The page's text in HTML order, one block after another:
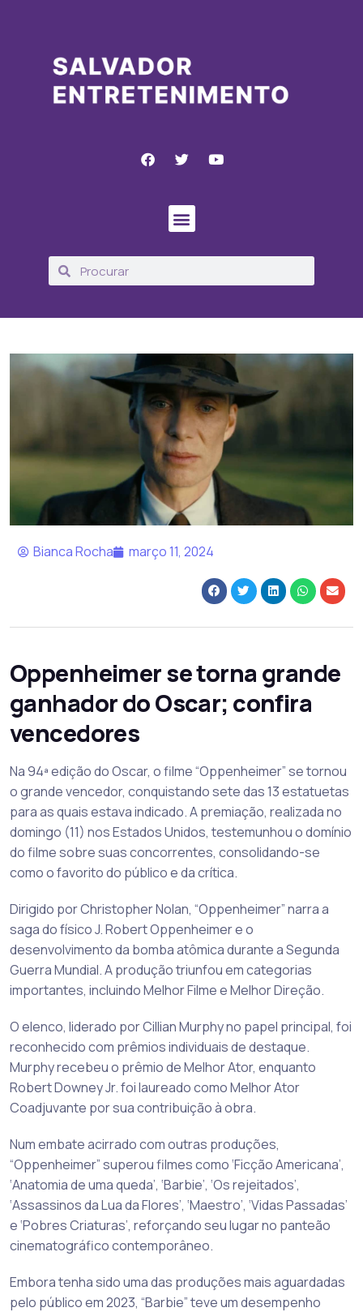
Bianca Rocha março 11, 2024
Oppenheimer se torna grande
ganhador do Oscar; confira
vencedores
Na 94ª edição do Oscar, o filme “Oppenheimer” se tornou
o grande vencedor, conquistando sete das 13 estatuetas
para as quais estava indicado. A premiação, realizada no
domingo (11) nos Estados Unidos, testemunhou o domínio
do filme sobre suas concorrentes, consolidando-se
como o favorito do público e da crítica.
Dirigido por Christopher Nolan, “Oppenheimer” narra a
saga do físico J. Robert Oppenheimer e o
desenvolvimento da bomba atômica durante a Segunda
Guerra Mundial. A produção triunfou em categorias
importantes, incluindo Melhor Filme e Melhor Direção.
O elenco, liderado por Cillian Murphy no papel principal, foi
reconhecido com prêmios individuais de destaque.
Murphy recebeu o prêmio de Melhor Ator, enquanto
Robert Downey Jr. foi laureado como Melhor Ator
Coadjuvante por sua contribuição à obra.
Num embate acirrado com outras produções,
“Oppenheimer” superou filmes como ‘Ficção Americana’,
‘Anatomia de uma queda’, ‘Barbie’, ‘Os rejeitados’,
‘Assassinos da Lua da Flores’, ‘Maestro’, ‘Vidas Passadas’
e ‘Pobres Criaturas’, reforçando seu lugar no panteão
cinematográfico contemporâneo.
Embora tenha sido uma das produções mais aguardadas
pelo público em 2023, “Barbie” teve um desempenho